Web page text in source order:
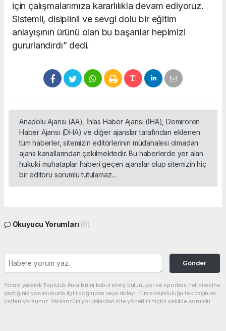
için çalışmalarımıza kararlılıkla devam ediyoruz.
Sistemli, disiplinli ve sevgi dolu bir eğitim
anlayışının ürünü olan bu başarılar hepimizi
gururlandırdı” dedi.
Anadolu Ajansı (AA), İhlas Haber Ajansı (İHA), Demirören
Haber Ajansı (DHA) ve diğer ajanslar tarafından eklenen
tüm haberler, sitemizin editörlerinin müdahalesi olmadan
ajans kanallarından çekilmektedir. Bu haberlerde yer alan
hukuki muhataplar haberi geçen ajanslar olup sitemizin hiç
bir editörü sorumlu tutulamaz...
Okuyucu Yorumları (0)
Gönder
Yorum yazarak Topluluk Kuralları’nı kabul etmiş bulunuyor ve sporbox.net sitesine
yaptığınız yorumunuzla ilgili doğrudan veya dolaylı tüm sorumluluğu tek başınıza
üstleniyorsunuz. Yazılan tüm yorumlardan site yönetimi hiçbir şekilde sorumlu